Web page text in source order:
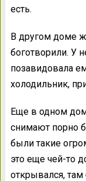
есть.
В другом доме
боготворили. У
позавидовала
холодильник,
Еще в одном
снимают порно
были такие
это еще чей-то
открывался,